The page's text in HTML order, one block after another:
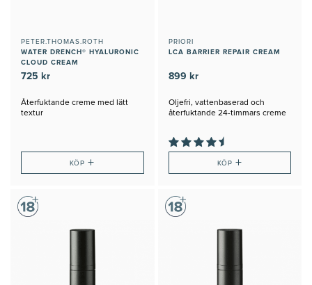
PETER.THOMAS.ROTH
WATER DRENCH® HYALURONIC
CLOUD CREAM
725 kr
Återfuktande creme med lätt
textur
KÖP+
PRIORI
LCA BARRIER REPAIR CREAM
899 kr
Oljefri, vattenbaserad och
återfuktande 24-timmars creme
KÖP +